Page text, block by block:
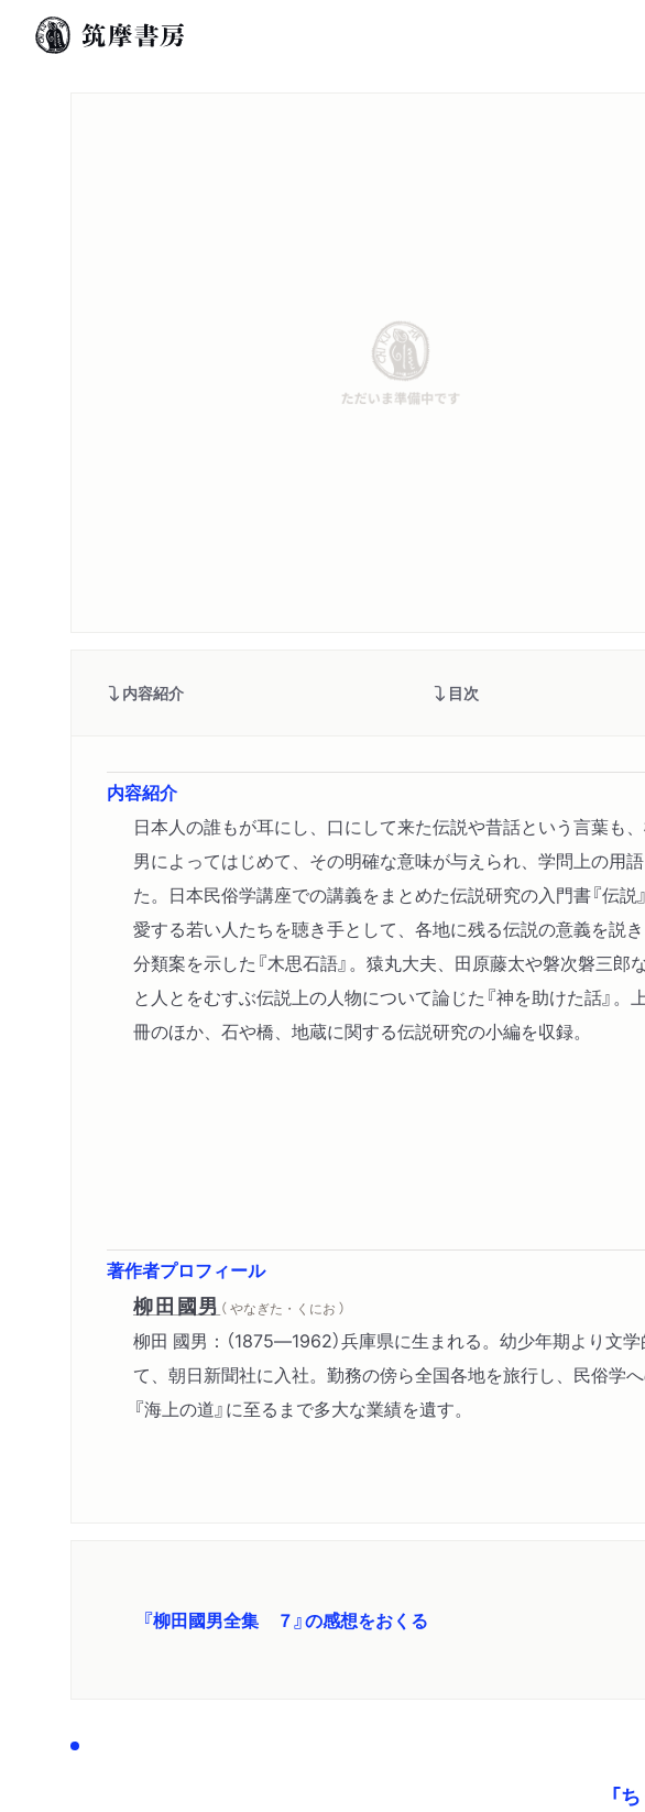
内容紹介 目次
内容紹介
日本人の誰もが耳にし、口にして来た伝説や昔話という言葉も
男によってはじめて、その明確な意味が与えられ、学問上の用
た。日本民俗学講座での講義をまとめた伝説研究の入門書『伝説
愛する若い人たちを聴き手として、各地に残る伝説の意義を説
分類案を示した『木思石語』。猿丸大夫、田原藤太や磐次磐三郎
と人とをむすぶ伝説上の人物について論じた『神を助けた話』。
冊のほか、石や橋、地蔵に関する伝説研究の小編を収録。
著作者プロフィール
柳田國男 （ やなぎた・くにお ）
柳田 國男：（1875―1962）兵庫県に生まれる。幼少年期より文
て、朝日新聞社に入社。勤務の傍ら全国各地を旅行し、民俗学
『海上の道』に至るまで多大な業績を遺す。
『柳田國男全集 ７』の感想をおくる
「